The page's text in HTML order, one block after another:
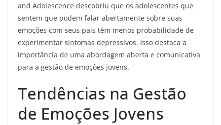
and Adolescence descobriu que os adolescentes que
sentem que podem falar abertamente sobre suas
emoções com seus pais têm menos probabilidade de
experimentar sintomas depressivos. Isso destaca a
importância de uma abordagem aberta e comunicativa
para a gestão de emoções jovens.
Tendências na Gestão
de Emoções Jovens